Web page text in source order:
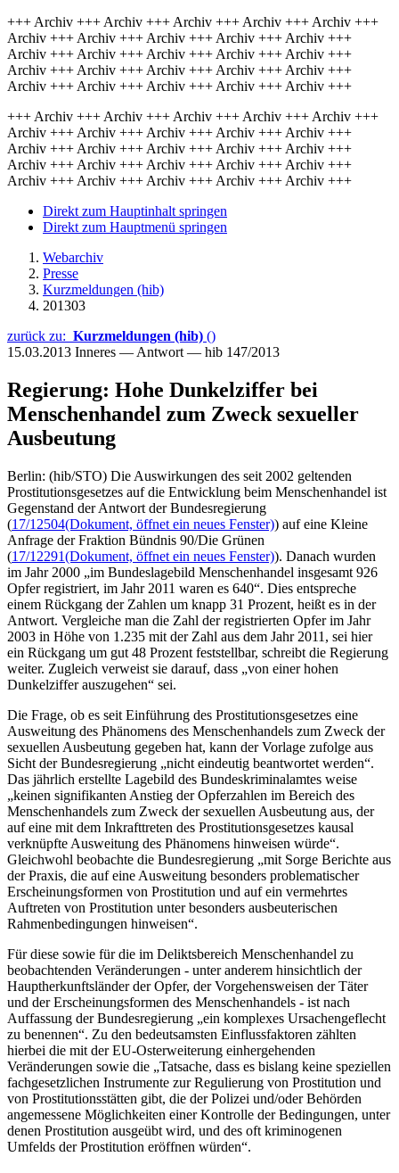
+++ Archiv +++ Archiv +++ Archiv +++ Archiv +++ Archiv +++
Archiv +++ Archiv +++ Archiv +++ Archiv +++ Archiv +++
Archiv +++ Archiv +++ Archiv +++ Archiv +++ Archiv +++
Archiv +++ Archiv +++ Archiv +++ Archiv +++ Archiv +++
Archiv +++ Archiv +++ Archiv +++ Archiv +++ Archiv +++
+++ Archiv +++ Archiv +++ Archiv +++ Archiv +++ Archiv +++
Archiv +++ Archiv +++ Archiv +++ Archiv +++ Archiv +++
Archiv +++ Archiv +++ Archiv +++ Archiv +++ Archiv +++
Archiv +++ Archiv +++ Archiv +++ Archiv +++ Archiv +++
Archiv +++ Archiv +++ Archiv +++ Archiv +++ Archiv +++
Direkt zum Hauptinhalt springen
Direkt zum Hauptmenü springen
Webarchiv
Presse
Kurzmeldungen (hib)
201303
zurück zu: Kurzmeldungen (hib) ()
15.03.2013 Inneres — Antwort — hib 147/2013
Regierung: Hohe Dunkelziffer bei
Menschenhandel zum Zweck sexueller
Ausbeutung
Berlin: (hib/STO) Die Auswirkungen des seit 2002 geltenden
Prostitutionsgesetzes auf die Entwicklung beim Menschenhandel ist
Gegenstand der Antwort der Bundesregierung
(17/12504(Dokument, öffnet ein neues Fenster)) auf eine Kleine
Anfrage der Fraktion Bündnis 90/Die Grünen
(17/12291(Dokument, öffnet ein neues Fenster)). Danach wurden
im Jahr 2000 „im Bundeslagebild Menschenhandel insgesamt 926
Opfer registriert, im Jahr 2011 waren es 640“. Dies entspreche
einem Rückgang der Zahlen um knapp 31 Prozent, heißt es in der
Antwort. Vergleiche man die Zahl der registrierten Opfer im Jahr
2003 in Höhe von 1.235 mit der Zahl aus dem Jahr 2011, sei hier
ein Rückgang um gut 48 Prozent feststellbar, schreibt die Regierung
weiter. Zugleich verweist sie darauf, dass „von einer hohen
Dunkelziffer auszugehen“ sei.
Die Frage, ob es seit Einführung des Prostitutionsgesetzes eine
Ausweitung des Phänomens des Menschenhandels zum Zweck der
sexuellen Ausbeutung gegeben hat, kann der Vorlage zufolge aus
Sicht der Bundesregierung „nicht eindeutig beantwortet werden“.
Das jährlich erstellte Lagebild des Bundeskriminalamtes weise
„keinen signifikanten Anstieg der Opferzahlen im Bereich des
Menschenhandels zum Zweck der sexuellen Ausbeutung aus, der
auf eine mit dem Inkrafttreten des Prostitutionsgesetzes kausal
verknüpfte Ausweitung des Phänomens hinweisen würde“.
Gleichwohl beobachte die Bundesregierung „mit Sorge Berichte aus
der Praxis, die auf eine Ausweitung besonders problematischer
Erscheinungsformen von Prostitution und auf ein vermehrtes
Auftreten von Prostitution unter besonders ausbeuterischen
Rahmenbedingungen hinweisen“.
Für diese sowie für die im Deliktsbereich Menschenhandel zu
beobachtenden Veränderungen - unter anderem hinsichtlich der
Hauptherkunftsländer der Opfer, der Vorgehensweisen der Täter
und der Erscheinungsformen des Menschenhandels - ist nach
Auffassung der Bundesregierung „ein komplexes Ursachengeflecht
zu benennen“. Zu den bedeutsamsten Einflussfaktoren zählten
hierbei die mit der EU-Osterweiterung einhergehenden
Veränderungen sowie die „Tatsache, dass es bislang keine speziellen
fachgesetzlichen Instrumente zur Regulierung von Prostitution und
von Prostitutionsstätten gibt, die der Polizei und/oder Behörden
angemessene Möglichkeiten einer Kontrolle der Bedingungen, unter
denen Prostitution ausgeübt wird, und des oft kriminogenen
Umfelds der Prostitution eröffnen würden“.